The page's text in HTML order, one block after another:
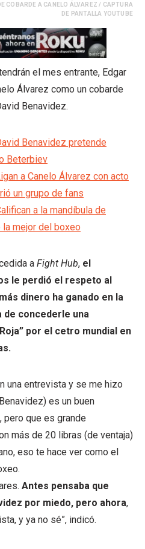
COBARDE A CANELO ÁLVAREZ / CAPTURA
DE PANTALLA YOUTUBE
el mes entrante, Edgar
Álvarez como un cobarde
Benavidez.
Benavidez pretende
Beterbiev
a Canelo Álvarez con acto
un grupo de fans
a la mandíbula de
mejor del boxeo
a Fight Hub, el
le perdió el respeto al
dinero ha ganado en la
de concederle una
por el cetro mundial en
una entrevista y se me hizo
es un buen
pero que es grande
más de 20 libras (de ventaja)
eso te hace ver como el
Antes pensaba que
por miedo, pero ahora,
y ya no sé”, indicó.